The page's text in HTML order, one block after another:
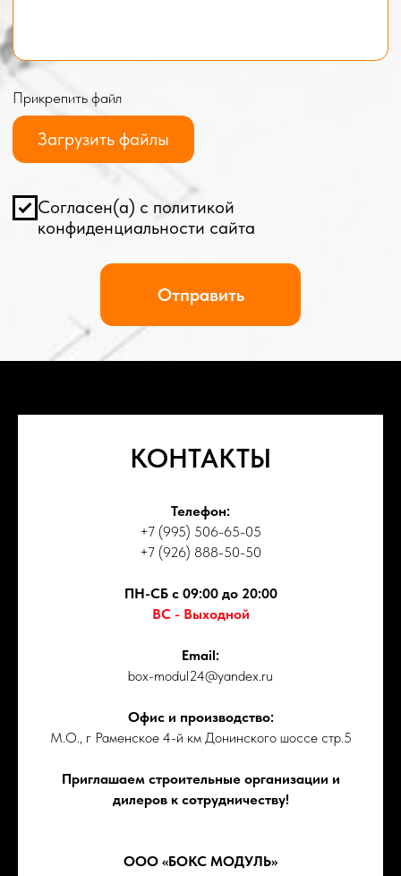
КОНТАКТЫ
Телефон:
+7 (995) 506-65-05
+7 (926) 888-50-50
ПН-СБ с 09:00 до 20:00
ВС - Выходной
Email:
box-modul24@yandex.ru
Офис и производство:
М.О., г Раменское 4-й км Донинского шоссе стр.5
Приглашаем строительные организации и
дилеров к сотрудничеству!
ООО «БОКС МОДУЛЬ»